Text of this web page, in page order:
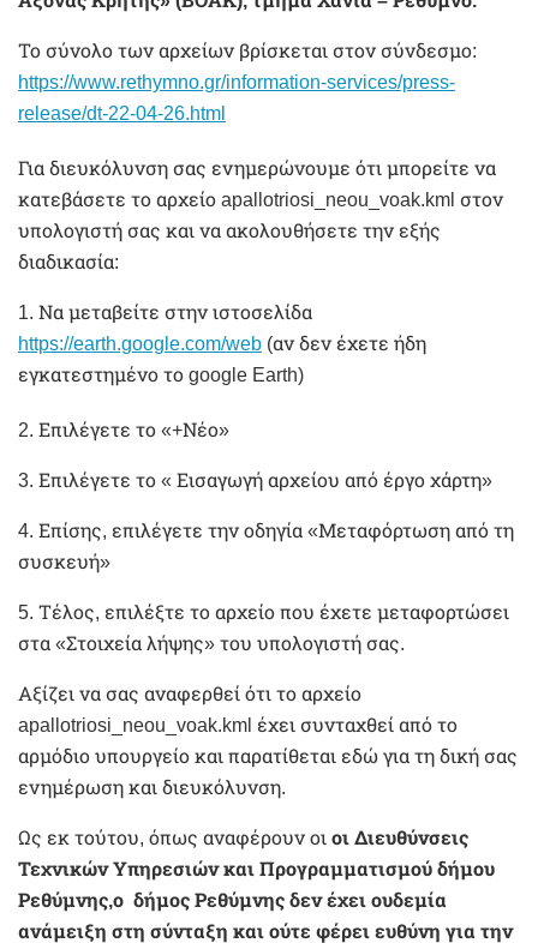
Το σύνολο των αρχείων βρίσκεται στον σύνδεσμο:
https://www.rethymno.gr/information-services/press-
release/dt-22-04-26.html
Για διευκόλυνση σας ενημερώνουμε ότι μπορείτε να
κατεβάσετε το αρχείο apallotriosi_neou_voak.kml στον
υπολογιστή σας και να ακολουθήσετε την εξής
διαδικασία:
1. Να μεταβείτε στην ιστοσελίδα
https://earth.google.com/web (αν δεν έχετε ήδη
εγκατεστημένο το google Earth)
2. Επιλέγετε το «+Νέο»
3. Επιλέγετε το « Εισαγωγή αρχείου από έργο χάρτη»
4. Επίσης, επιλέγετε την οδηγία «Μεταφόρτωση από τη
συσκευή»
5. Τέλος, επιλέξτε το αρχείο που έχετε μεταφορτώσει
στα «Στοιχεία λήψης» του υπολογιστή σας.
Αξίζει να σας αναφερθεί ότι το αρχείο
apallotriosi_neou_voak.kml έχει συνταχθεί από το
αρμόδιο υπουργείο και παρατίθεται εδώ για τη δική σας
ενημέρωση και διευκόλυνση.
Ως εκ τούτου, όπως αναφέρουν οι οι Διευθύνσεις
Τεχνικών Υπηρεσιών και Προγραμματισμού δήμου
Ρεθύμνης,ο δήμος Ρεθύμνης δεν έχει ουδεμία
ανάμειξη στη σύνταξη και ούτε φέρει ευθύνη για την